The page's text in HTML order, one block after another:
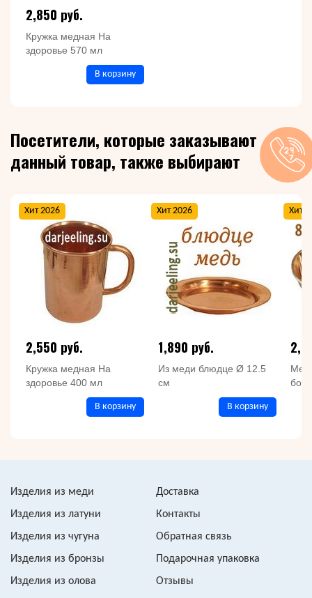
2,850 руб.
Кружка медная На
здоровье 570 мл
В корзину
Посетители, которые заказывают
данный товар, также выбирают
Хит 2026
2,550 руб.
Кружка медная На
здоровье 400 мл
В корзину
Хит 2026
1,890 руб.
Из меди блюдце Ø 12.5
см
В корзину
Хит
Изделия из меди
Изделия из латуни
Изделия из чугуна
Изделия из бронзы
Изделия из олова
Доставка
Контакты
Обратная связь
Подарочная упаковка
Отзывы